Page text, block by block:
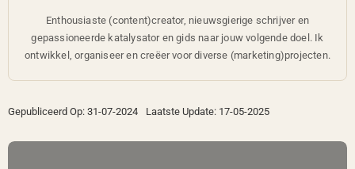
Enthousiaste (content)creator, nieuwsgierige schrijver en
gepassioneerde katalysator en gids naar jouw volgende doel. Ik
ontwikkel, organiseer en creëer voor diverse (marketing)projecten.
Gepubliceerd Op: 31-07-2024 Laatste Update: 17-05-2025